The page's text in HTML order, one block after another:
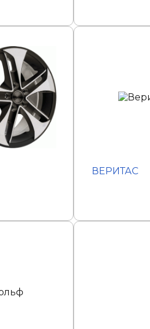
ВЕРИТАС